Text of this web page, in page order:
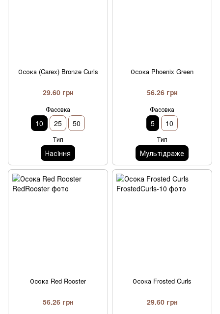
Осока (Carex) Bronze Curls
29.60 грн
Фасовка
10 25 50
Тип
Насiння
Осока Phoenix Green
56.26 грн
Фасовка
5 10
Тип
Мультідраже
Осока Red Rooster
56.26 грн
Осока Frosted Curls
29.60 грн